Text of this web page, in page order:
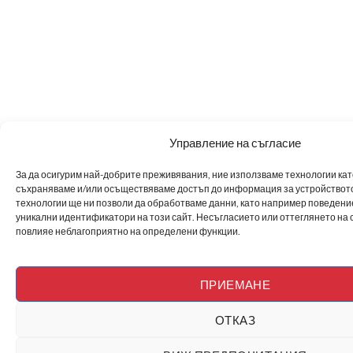
Управление на съгласие
За да осигурим най-добрите преживявания, ние използваме технологии
съхраняваме и/или осъществяваме достъп до информация за
технологии ще ни позволи да обработваме данни, като например
уникални идентификатори на този сайт. Несъгласието или оттеглянето на
повлияе неблагоприятно на определени функции.
ПРИЕМАНЕ
ОТКАЗ